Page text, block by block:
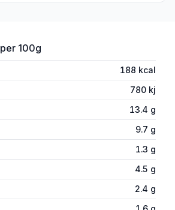
for 'Go'Vegan Smak av Salami 100g'
per 100g
188 kcal
780 kj
13.4 g
9.7 g
1.3 g
4.5 g
2.4 g